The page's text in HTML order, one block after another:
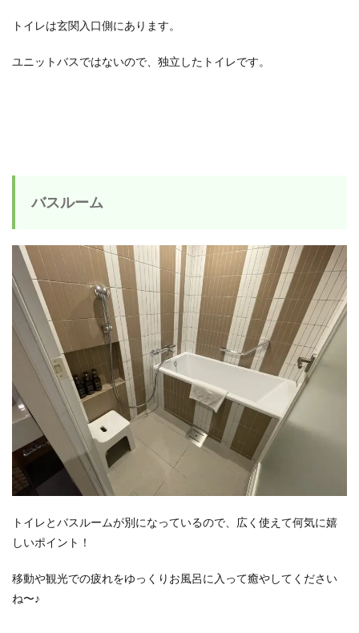
トイレは玄関入口側にあります。
ユニットバスではないので、独立したトイレです。
バスルーム
トイレとバスルームが別になっているので、広く使えて何気に嬉
しいポイント！
移動や観光での疲れをゆっくりお風呂に入って癒やしてください
ね〜♪